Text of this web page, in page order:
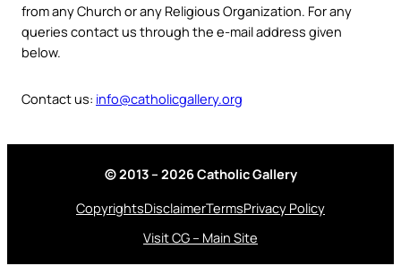
from any Church or any Religious Organization. For any
queries contact us through the e-mail address given
below.
Contact us: info@catholicgallery.org
© 2013 – 2026 Catholic Gallery
CopyrightsDisclaimerTermsPrivacy Policy
Visit CG – Main Site